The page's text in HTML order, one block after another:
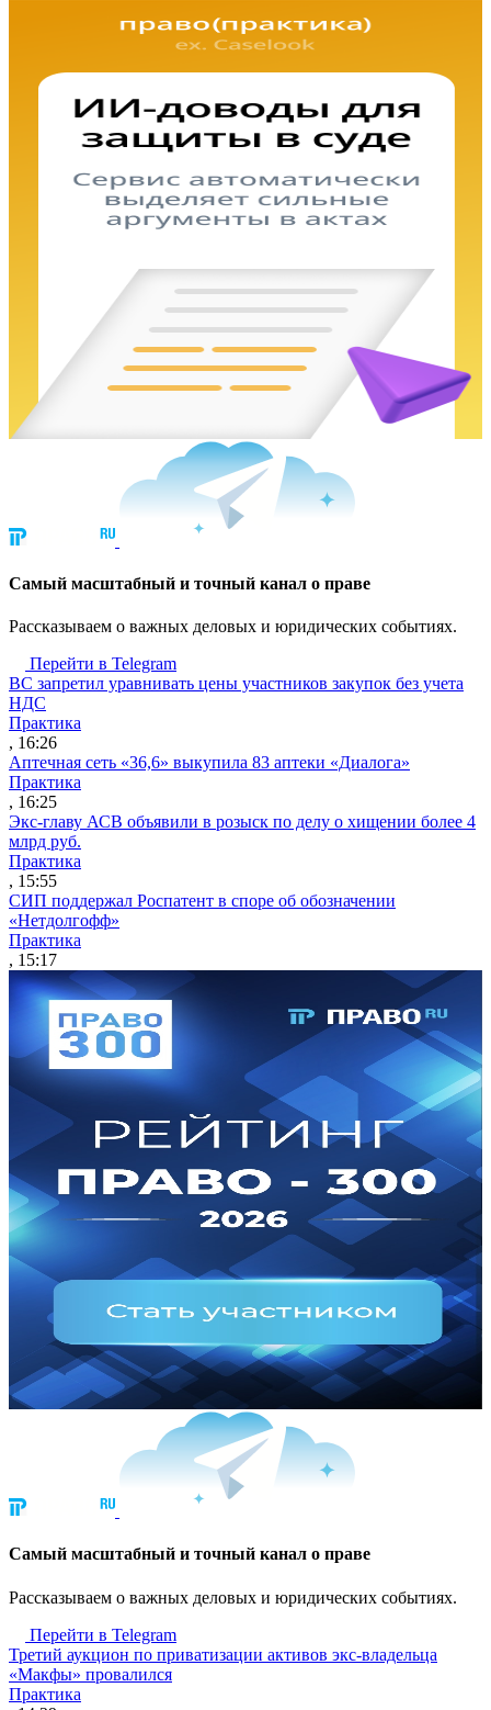
Cамый масштабный и точный канал о праве
Рассказываем о важных деловых и юридических событиях.
Перейти в Telegram
ВС запретил уравнивать цены участников закупок без учета
НДС
Практика
, 16:26
Аптечная сеть «36,6» выкупила 83 аптеки «Диалога»
Практика
, 16:25
Экс-главу АСВ объявили в розыск по делу о хищении более 4
млрд руб.
Практика
, 15:55
СИП поддержал Роспатент в споре об обозначении
«Нетдолгофф»
Практика
, 15:17
Cамый масштабный и точный канал о праве
Рассказываем о важных деловых и юридических событиях.
Перейти в Telegram
Третий аукцион по приватизации активов экс-владельца
«Макфы» провалился
Практика